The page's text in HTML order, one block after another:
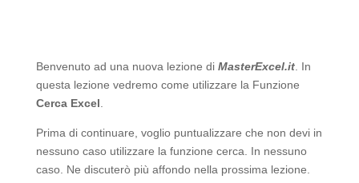
Benvenuto ad una nuova lezione di MasterExcel.it. In
questa lezione vedremo come utilizzare la Funzione
Cerca Excel
Prima di continuare, voglio puntualizzare che non devi in
nessuno caso utilizzare la funzione cerca. In nessuno
caso. Ne discuterò più affondo nella prossima lezione.